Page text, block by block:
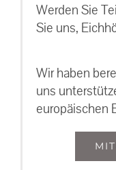
Werden Sie
Sie uns,
Wir haben
uns
europäischen